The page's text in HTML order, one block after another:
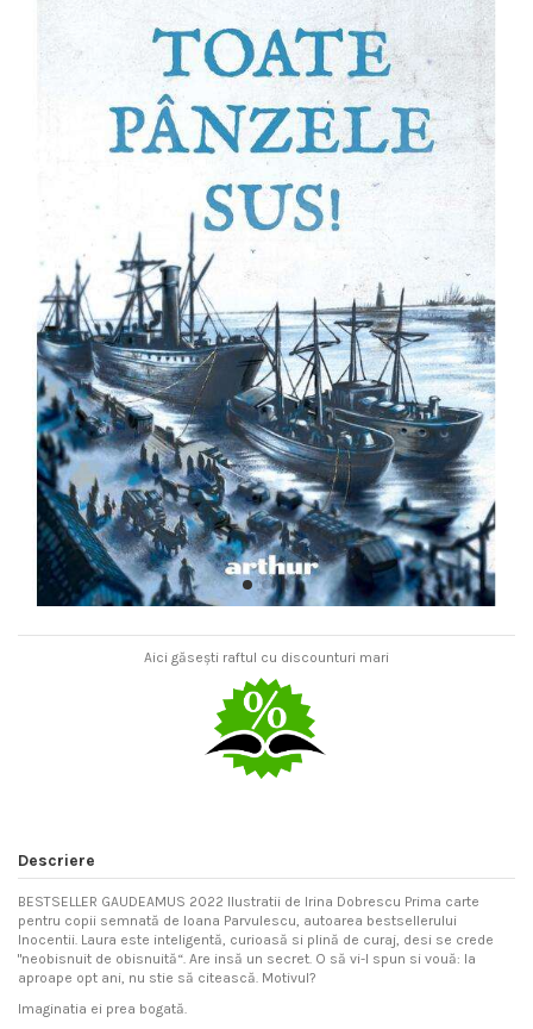
Aici găsești raftul cu discounturi mari
Descriere
BESTSELLER GAUDEAMUS 2022 Ilustratii de Irina Dobrescu Prima carte
pentru copii semnată de Ioana Parvulescu, autoarea bestsellerului
Inocentii. Laura este inteligentă, curioasă si plină de curaj, desi se crede
"neobisnuit de obisnuită“. Are insă un secret. O să vi-l spun si vouă: la
aproape opt ani, nu stie să citească. Motivul?
Imaginatia ei prea bogată.